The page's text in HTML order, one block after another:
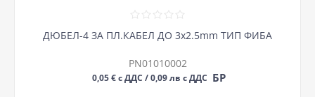
ДЮБЕЛ-4 ЗА ПЛ.КАБЕЛ ДО 3х2.5mm ТИП ФИБА
PN01010002
0,05 € с ДДС / 0,09 лв с ДДС БР